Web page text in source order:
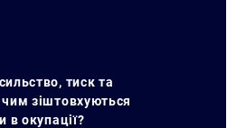
тиск та
зіштовхуються
в окупації?